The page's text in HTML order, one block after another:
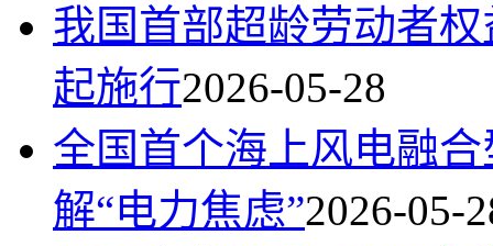
我国首部超龄劳动者
起施行2026-05-28
全国首个海上风电融
解“电力焦虑”2026-05-